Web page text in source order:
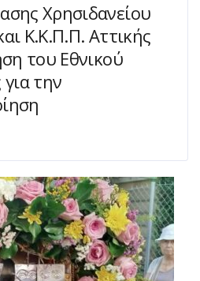
Χρησιδανείου
Κ.Κ.Π.Π. Αττικής
του Εθνικού
την